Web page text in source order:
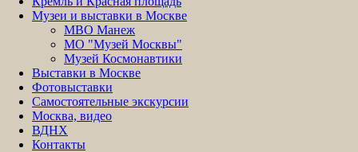
Музеи и выставки в Москве
МВО Манеж
МО "Музей Москвы"
Музей Космонавтики
Выставки в Москве
Фотовыставки
Самостоятельные экскурсии
Москва, видео
ВДНХ
Контакты